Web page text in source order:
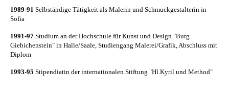
1989-91 Selbständige Tätigkeit als Malerin und Schmuckgestalterin in
Sofia
1991-97 Studium an der Hochschule für Kunst und Design "Burg
Giebichenstein" in Halle/Saale, Studiengang Malerei/Grafik, Abschluss mit
Diplom
1993-95 Stipendiatin der internationalen Stiftung "Hl.Kyril und Method"